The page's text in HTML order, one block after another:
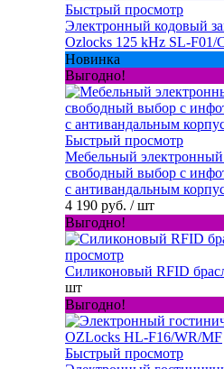
Быстрый просмотр
Электронный кодовый
Ozlocks 125 kHz SL-F01/
Новинка
Выгодно!
Быстрый просмотр
Мебельный электронный
свободный выбор с
с антивандальным
4 190 руб. / шт
Выгодно!
просмотр
Силиконовый RFID
шт
Выгодно!
Быстрый просмотр